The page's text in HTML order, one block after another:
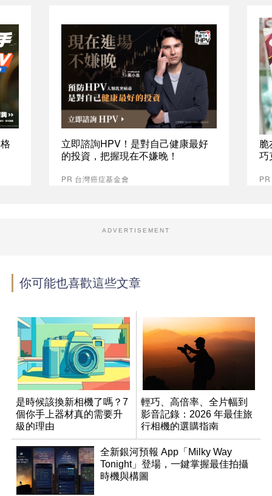
立即諮詢HPV！是對自己健康最好
的投資，把握現在不嫌晚！
PR 台灣癌症基金會
脆
巧
ADVERTISEMENT
你可能也喜歡這些文章
是時候該換新相機了嗎？7
個你手上器材真的需要升
級的理由
輕巧、高倍率、全片幅到
影音記錄：2026 年最佳旅
行相機的選購指南
全新銀河預報 App「Milky Way
Tonight」登場，一鍵掌握最佳拍攝
時機與構圖